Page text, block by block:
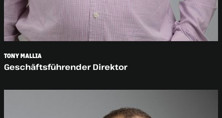
TONY MALLIA
Geschäftsführender Direktor